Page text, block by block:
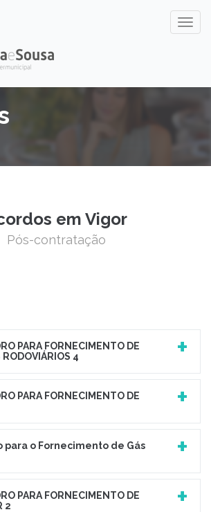
em Vigor
Pós-contratação
PARA FORNECIMENTO DE
4
PARA FORNECIMENTO DE
para o Fornecimento de Gás
PARA FORNECIMENTO DE
2